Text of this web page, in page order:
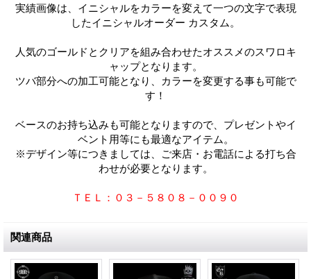
実績画像は、イニシャルをカラーを変えて一つの文字で表現
したイニシャルオーダー カスタム。
人気のゴールドとクリアを組み合わせたオススメのスワロキ
ャップとなります。
ツバ部分への加工可能となり、カラーを変更する事も可能で
す！
ベースのお持ち込みも可能となりますので、プレゼントやイ
ベント用等にも最適なアイテム。
※デザイン等につきましては、ご来店・お電話による打ち合
わせが必要となります。
ＴＥＬ：０３－５８０８－００９０
関連商品